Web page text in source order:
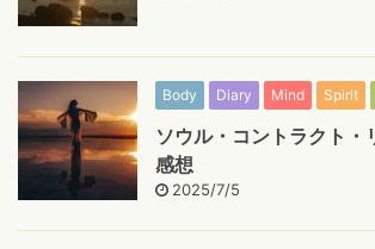
Body Diary Mind Spirit
ソウル・コントラクト・
感想
2025/7/5